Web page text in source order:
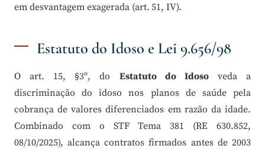
em desvantagem exagerada (art. 51, IV).
Estatuto do Idoso e Lei 9.656/98
O art. 15, §3º, do Estatuto do Idosoveda a
discriminação do idoso nos planos de saúde pela
cobrança de valores diferenciados em razão da idade.
Combinado com o STF Tema 381 (RE 630.852,
08/10/2025), alcança contratos firmados antes de 2003